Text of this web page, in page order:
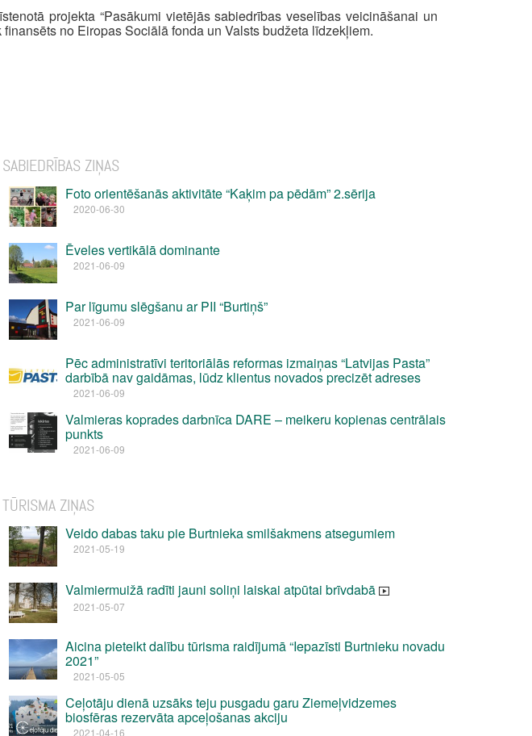
projekta “Pasākumi vietējās sabiedrības veselības veicināšanai un
no Eiropas Sociālā fonda un Valsts budžeta līdzekļiem.
SABIEDRĪBAS ZIŅAS
Foto orientēšanās aktivitāte “Kaķim pa pēdām” 2.sērija
2020-06-30
Ēveles vertikālā dominante
2021-06-09
Par līgumu slēgšanu ar PII “Burtiņš”
2021-06-09
Pēc administratīvi teritoriālās reformas izmaiņas “Latvijas Pasta”
darbībā nav gaidāmas, lūdz klientus novados precizēt adreses
2021-06-09
Valmieras koprades darbnīca DARE – meikeru kopienas centrālais
punkts
2021-06-09
TŪRISMA ZIŅAS
Veido dabas taku pie Burtnieka smilšakmens atsegumiem
2021-05-19
Valmiermuižā radīti jauni soliņi laiskai atpūtai brīvdabā
2021-05-07
Aicina pieteikt dalību tūrisma raidījumā “Iepazīsti Burtnieku novadu
2021”
2021-05-05
Ceļotāju dienā uzsāks teju pusgadu garu Ziemeļvidzemes
biosfēras rezervāta apceļošanas akciju
2021-04-16